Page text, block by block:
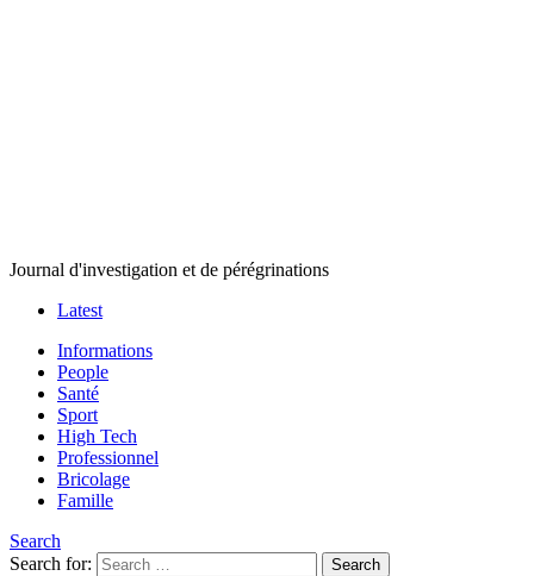
Journal d'investigation et de pérégrinations
Latest
Informations
People
Santé
Sport
High Tech
Professionnel
Bricolage
Famille
Search
Search for:
Search